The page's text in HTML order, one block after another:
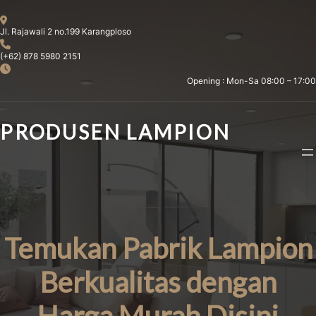
to
content
Jl. Rajawali 2 no.199 Karangploso
(+62) 878 5980 2151
Opening : Mon-Sa 08:00 – 17:00
PRODUSEN LAMPION
Temukan Pabrik Lampion
Berkualitas dengan